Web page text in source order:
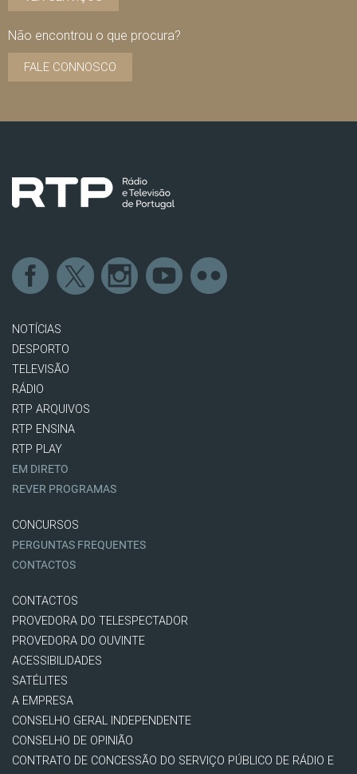
Não encontrou o que procura?
FALE CONNOSCO
NOTÍCIAS
DESPORTO
TELEVISÃO
RÁDIO
RTP ARQUIVOS
RTP ENSINA
RTP PLAY
EM DIRETO
REVER PROGRAMAS
CONCURSOS
PERGUNTAS FREQUENTES
CONTACTOS
CONTACTOS
PROVEDORA DO TELESPECTADOR
PROVEDORA DO OUVINTE
ACESSIBILIDADES
SATÉLITES
A EMPRESA
CONSELHO GERAL INDEPENDENTE
CONSELHO DE OPINIÃO
CONTRATO DE CONCESSÃO DO SERVIÇO PÚBLICO DE RÁDIO E